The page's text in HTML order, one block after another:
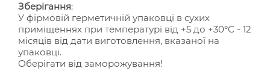
Зберігання:
У фірмовій герметичній упаковці в сухих
приміщеннях при температурі від +5 до +30°С - 12
місяців від дати виготовлення, вказаної на
упаковці.
Оберігати від заморожування!